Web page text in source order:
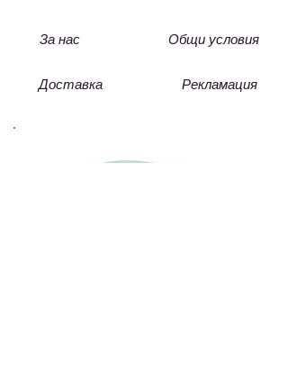
За нас
Доставка
Общи условия
Рекламация